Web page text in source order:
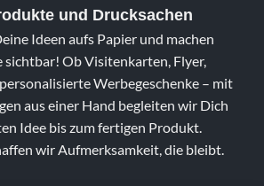
und Drucksachen
Ideen aufs Papier und machen
sichtbar! Ob Visitenkarten, Flyer,
Werbegeschenke – mit
aus einer Hand begleiten wir Dich
Idee bis zum fertigen Produkt.
wir Aufmerksamkeit, die bleibt.